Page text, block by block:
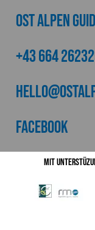
Ost Alpen
+43 664
Facebook
Mit